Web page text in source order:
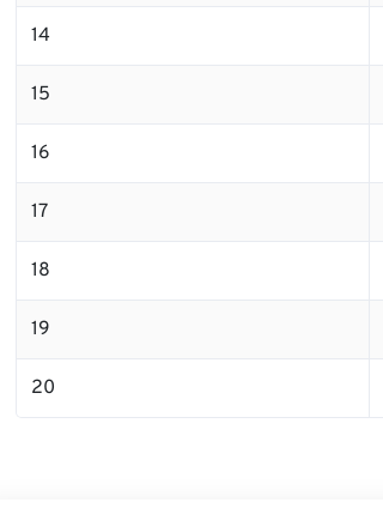
14
15
16
17
18
19
20